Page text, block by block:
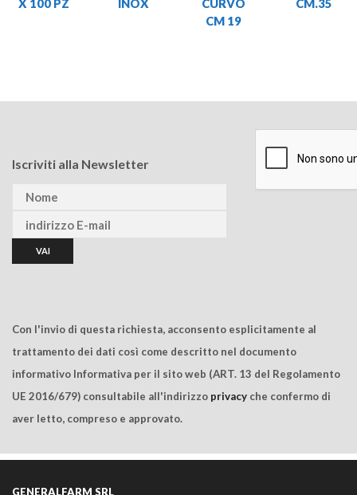
X 100 PZ
INOX
CURVO
CM 19
CM.35
Iscriviti alla Newsletter
Con l'invio di questa richiesta, acconsento esplicitamente al
trattamento dei dati così come descritto nel documento
informativo Informativa per il sito web (ART. 13 del Regolamento
UE 2016/679) consultabile all'indirizzo privacy che confermo di
aver letto, compreso e approvato.
GENERALFARM SRL